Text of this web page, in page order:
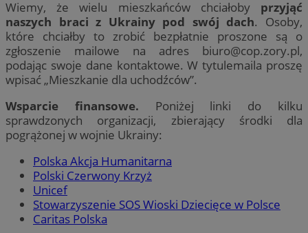
Wiemy, że wielu mieszkańców chciałoby przyjąć
naszych braci z Ukrainy pod swój dach. Osoby,
które chciałby to zrobić bezpłatnie proszone są o
zgłoszenie mailowe na adres biuro@cop.zory.pl,
podając swoje dane kontaktowe. W tytulemaila proszę
wpisać „Mieszkanie dla uchodźców”.
Wsparcie finansowe. Poniżej linki do kilku
sprawdzonych organizacji, zbierający środki dla
pogrążonej w wojnie Ukrainy:
Polska Akcja Humanitarna
Polski Czerwony Krzyż
Unicef
Stowarzyszenie SOS Wioski Dziecięce w Polsce
Caritas Polska